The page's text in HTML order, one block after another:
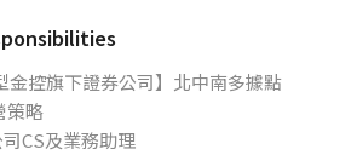
金控旗下證券公司】北中南多據點
策略
CS及業務助理